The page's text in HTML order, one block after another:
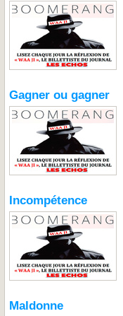
Gagner ou gagner
Incompétence
Maldonne